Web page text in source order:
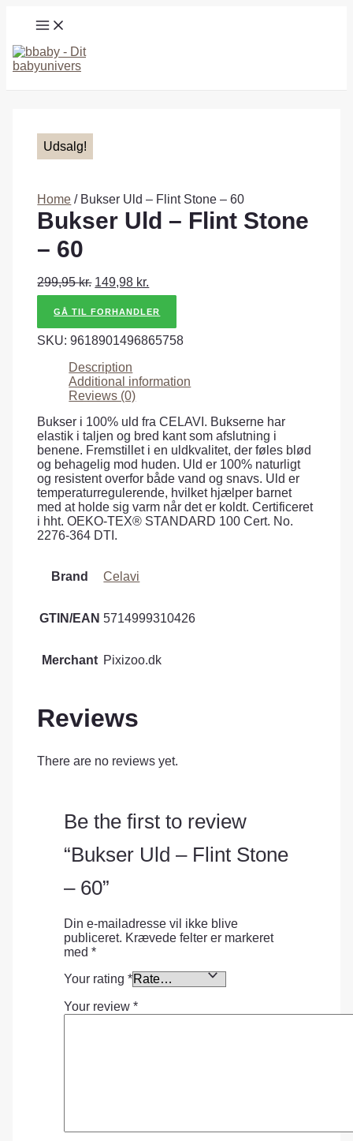
MAIN
MENU
Udsalg!
Home / Bukser Uld – Flint Stone – 60
Bukser Uld – Flint Stone
– 60
299,95kr. 149,98 kr.
GÅ TIL FORHANDLER
SKU:9618901496865758
Description
Additional information
Reviews (0)
Bukser i 100% uld fra CELAVI. Bukserne har
elastik i taljen og bred kant som afslutning i
benene. Fremstillet i en uldkvalitet, der føles blød
og behagelig mod huden. Uld er 100% naturligt
og resistent overfor både vand og snavs. Uld er
temperaturregulerende, hvilket hjælper barnet
med at holde sig varm når det er koldt. Certificeret
i hht. OEKO-TEX® STANDARD 100 Cert. No.
2276-364 DTI.
Brand Celavi
GTIN/EAN 5714999310426
Merchant Pixizoo.dk
Reviews
There are no reviews yet.
Be the first to review
“Bukser Uld – Flint Stone
– 60”
Din e-mailadresse vil ikke blive
publiceret. Krævede felter er markeret
med *
Your rating *
Your review *